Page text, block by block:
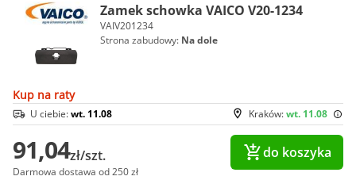
Zamek schowka VAICO V20-1234
VAIV201234
Strona zabudowy: Na dole
Kup na raty
Kraków:wt. 11.08
U ciebie:wt. 11.08
91,04zł/szt.
Darmowa dostawa od 250 zł
do koszyka